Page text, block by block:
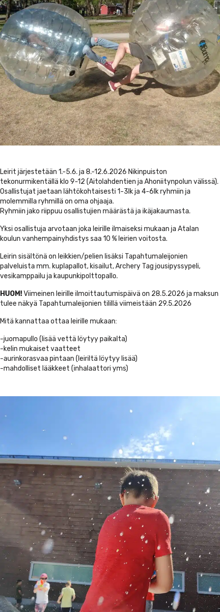
Leirit järjestetään 1.-5.6. ja 8.-12.6.2026 Nikinpuiston
tekonurmikentällä klo 9-12 (Aitolahdentien ja Ahoniitynpolun välissä).
Osallistujat jaetaan lähtökohtaisesti 1-3lk ja 4-6lk ryhmiin ja
molemmilla ryhmillä on oma ohjaaja.
Ryhmiin jako riippuu osallistujien määrästä ja ikäjakaumasta.
Yksi osallistuja arvotaan joka leirille ilmaiseksi mukaan ja Atalan
koulun vanhempainyhdistys saa 10 % leirien voitosta.
Leirin sisältönä on leikkien/pelien lisäksi Tapahtumaleijonien
palveluista mm. kuplapallot, kisailut, Archery Tag jousipyssypeli,
vesikamppailu ja kaupunkipolttopallo.
HUOM!Viimeinen leirille ilmoittautumispäivä on 28.5.2026 ja maksun
tulee näkyä Tapahtumaleijonien tilillä viimeistään 29.5.2026
Mitä kannattaa ottaa leirille mukaan:
-juomapullo (lisää vettä löytyy paikalta)
-kelin mukaiset vaatteet
-aurinkorasvaa pintaan (leiriltä löytyy lisää)
-mahdolliset lääkkeet (inhalaattori yms)